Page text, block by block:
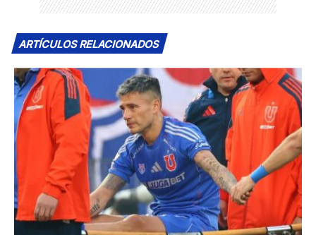
ARTÍCULOS RELACIONADOS